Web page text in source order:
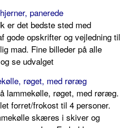
panerede
er det bedste sted med
gode opskrifter og vejledning til
mad. Fine billeder på alle
se udvalget
røget, med røræg
lammekølle, røget, med røræg.
forret/frokost til 4 personer.
skæres i skiver og